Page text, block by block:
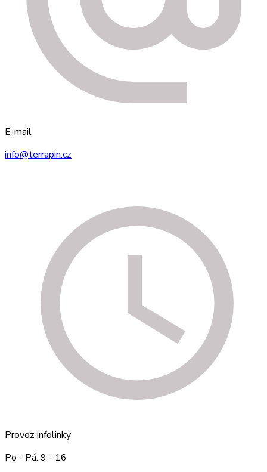
E-mail
info@terrapin.cz
Provoz infolinky
Po - Pá: 9 - 16